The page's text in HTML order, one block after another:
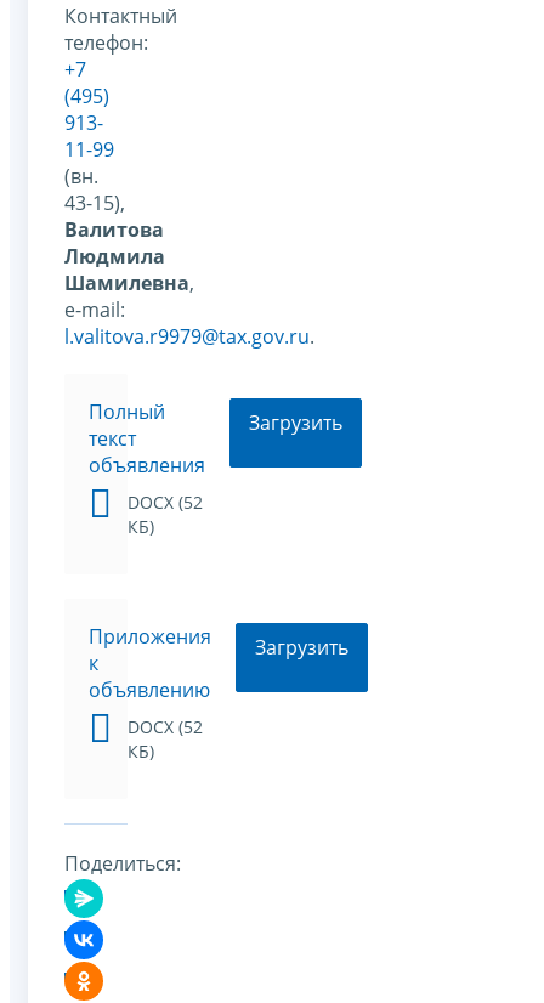
Контактный
телефон:
+7
(495)
913-
11-99
(вн.
43-15),
Валитова
Людмила
Шамилевна,
e-mail:
l.valitova.r9979@tax.gov.ru.
Полный
текст
объявления
DOCX (52
КБ)
Загрузить
Приложения
к
объявлению
DOCX (52
КБ)
Загрузить
Поделиться: